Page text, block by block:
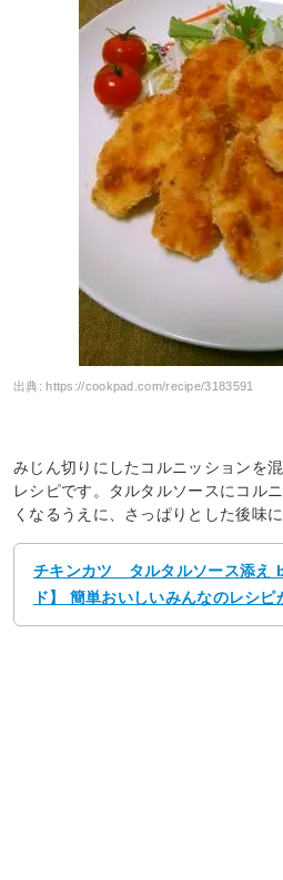
出典:https://cookpad.com/recipe/3183591
みじん切りにしたコルニッションを
レシピです。タルタルソースにコル
くなるうえに、さっぱりとした後味に
チキンカツ タルタルソース添え
ド】 簡単おいしいみんなのレシピ